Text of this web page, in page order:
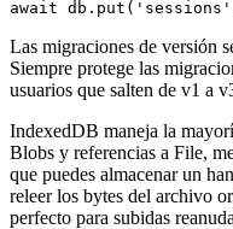
Las migraciones de versión
Siempre protege las
usuarios que salten de v1 a
IndexedDB maneja la
Blobs y referencias a File,
que puedes almacenar un
releer los bytes del archivo
perfecto para subidas